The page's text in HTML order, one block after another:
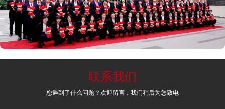
联系我们
您遇到了什么问题？欢迎留言，我们稍后为您致电